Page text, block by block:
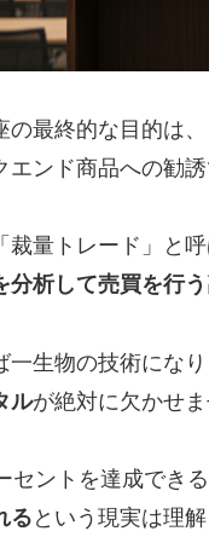
最終的な目的は、
ンド商品への勧誘
裁量トレード」と
分析して売買を行う
一生物の技術にな
ルが絶対に欠かせま
セントを達成でき
る という現実は理